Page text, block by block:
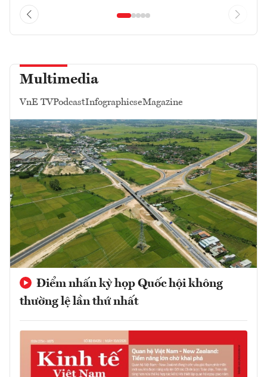
Multimedia
VnE TVPodcastInfographicseMagazine
Điểm nhấn kỳ họp Quốc hội không
thường lệ lần thứ nhất